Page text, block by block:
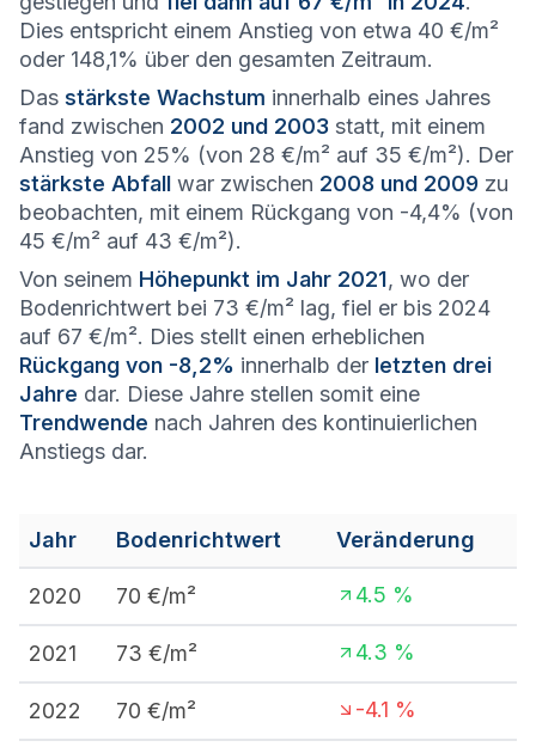
Dies entspricht einem Anstieg von etwa 40 €/m²
oder 148,1% über den gesamten Zeitraum.
Das stärkste Wachstum innerhalb eines Jahres
fand zwischen 2002 und 2003 statt, mit einem
Anstieg von 25% (von 28 €/m² auf 35 €/m²). Der
stärkste Abfall war zwischen 2008 und 2009 zu
beobachten, mit einem Rückgang von -4,4% (von
45 €/m² auf 43 €/m²).
Von seinem Höhepunkt im Jahr 2021, wo der
Bodenrichtwert bei 73 €/m² lag, fiel er bis 2024
auf 67 €/m². Dies stellt einen erheblichen
Rückgang von -8,2% innerhalb der letzten drei
Jahre dar. Diese Jahre stellen somit eine
Trendwende nach Jahren des kontinuierlichen
Anstiegs dar.
Jahr Bodenrichtwert Veränderung
2020 70 €/m² 4.5 %
2021 73 €/m² 4.3 %
2022 70 €/m² -4.1 %